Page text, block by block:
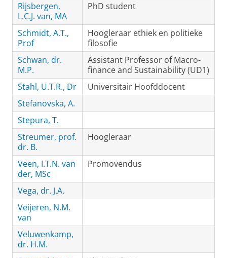
Rijsbergen,
L.C.J. van, MA
PhD student
Schmidt, A.T.,
Prof
Hoogleraar ethiek en politieke
filosofie
Schwan, dr.
M.P.
Assistant Professor of Macro-
finance and Sustainability (UD1)
Stahl, U.T.R., Dr
Universitair Hoofddocent
Stefanovska, A.
Stepura, T.
Streumer, prof.
dr. B.
Hoogleraar
Veen, I.T.N. van
der, MSc
Promovendus
Vega, dr. J.A.
Veijeren, N.M.
van
Veluwenkamp,
dr. H.M.